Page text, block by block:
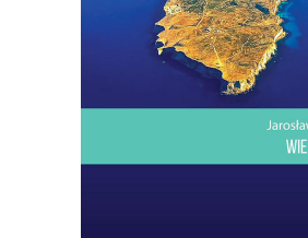
Lampedusa. Włoska
stąd do Afryki niż do
Dwadzieścia kilometrów
lądu na Morzu
Najwyższe wzniesienie:
trzy metry. Drzew prawie